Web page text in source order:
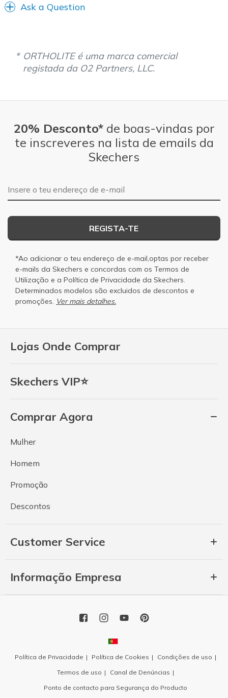
Ask a Question
ORTHOLITE é uma marca comercial
registada da O2 Partners, LLC.
Lojas Onde Comprar
Skechers VIP⭐
Comprar Agora
Mulher
Homem
Promoção
Descontos
Customer Service
Informação Empresa
20% Desconto*de boas-vindas por
te inscreveres na lista de emails da
Skechers
Endereço de e-mail
REGISTA-TE
*Ao adicionar o teu endereço de e-mail,optas por receber
e-mails da Skechers e concordas com os Termos de
Utilização e a Política de Privacidade da Skechers.
Determinados modelos são excluidos de descontos e
promoções. Ver mais detalhes.
Política de Privacidade Política de Cookies
Condições de uso
Termos de uso
Canal de Denúncias
Ponto de contacto para Segurança do Producto